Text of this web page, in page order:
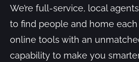
We’re full-service, local
to find people and home each
online tools with an
capability to make you